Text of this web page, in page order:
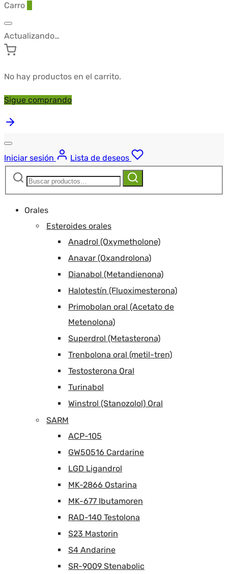
Carro
Actualizando…
No hay productos en el carrito.
Sigue comprando
Iniciar sesión
Lista de deseos
Buscar:
Buscar
Orales
Esteroides orales
Anadrol (Oxymetholone)
Anavar (Oxandrolona)
Dianabol (Metandienona)
Halotestín (Fluoximesterona)
Primobolan oral (Acetato de
Metenolona)
Superdrol (Metasterona)
Trenbolona oral (metil-tren)
Testosterona Oral
Turinabol
Winstrol (Stanozolol) Oral
SARM
ACP-105
GW50516 Cardarine
LGD Ligandrol
MK-2866 Ostarina
MK-677 Ibutamoren
RAD-140 Testolona
S23 Mastorin
S4 Andarine
SR-9009 Stenabolic